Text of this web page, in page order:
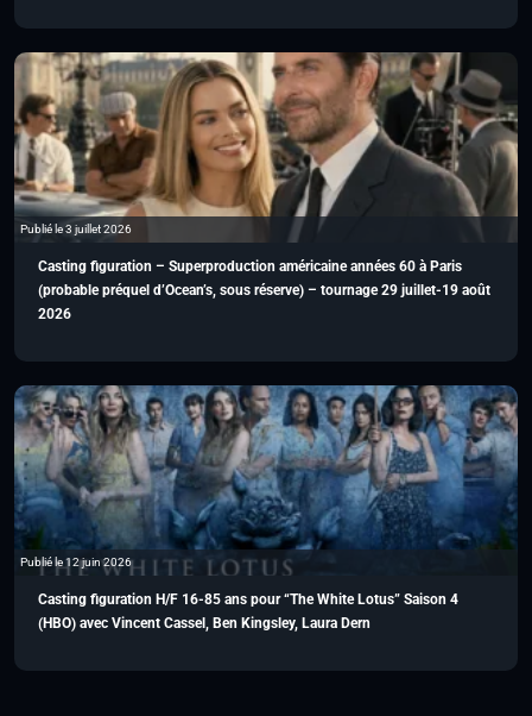
Publié le 3 juillet 2026
Casting figuration – Superproduction américaine années 60 à Paris
(probable préquel d’Ocean’s, sous réserve) – tournage 29 juillet-19 août
2026
Publié le 12 juin 2026
Casting figuration H/F 16-85 ans pour “The White Lotus” Saison 4
(HBO) avec Vincent Cassel, Ben Kingsley, Laura Dern